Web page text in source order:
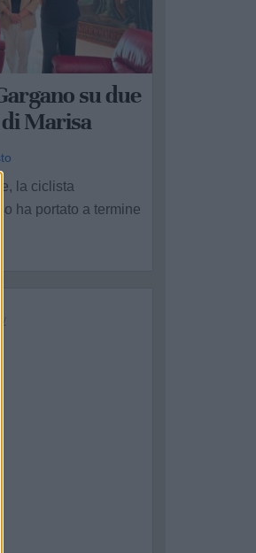
su due
Marisa
la ciclista
ha portato a termine